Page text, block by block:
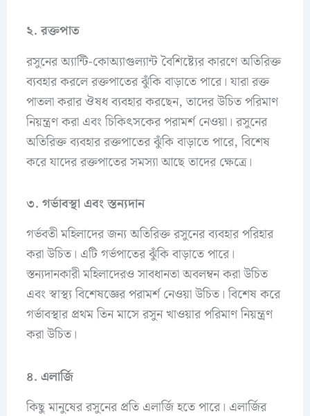
২. রক্তপাত
রসুনের অ্যান্টি-কোঅ্যাগুল্যান্ট বৈশিষ্ট্যের কারণে অতিরিক্ত
ব্যবহার করলে রক্তপাতের ঝুঁকি বাড়াতে পারে। যারা রক্ত
পাতলা করার ঔষধ ব্যবহার করছেন, তাদের উচিত পরিমাণ
নিয়ন্ত্রণ করা এবং চিকিৎসকের পরামর্শ নেওয়া। রসুনের
অতিরিক্ত ব্যবহার রক্তপাতের ঝুঁকি বাড়াতে পারে, বিশেষ
করে যাদের রক্তপাতের সমস্যা আছে তাদের ক্ষেত্রে।
৩. গর্ভাবস্থা এবং স্তন্যদান
গর্ভবতী মহিলাদের জন্য অতিরিক্ত রসুনের ব্যবহার পরিহার
করা উচিত। এটি গর্ভপাতের ঝুঁকি বাড়াতে পারে।
স্তন্যদানকারী মহিলাদেরও সাবধানতা অবলম্বন করা উচিত
এবং স্বাস্থ্য বিশেষজ্ঞের পরামর্শ নেওয়া উচিত। বিশেষ করে
গর্ভাবস্থার প্রথম তিন মাসে রসুন খাওয়ার পরিমাণ নিয়ন্ত্রণ
করা উচিত।
৪. এলার্জি
কিছু মানুষের রসুনের প্রতি এলার্জি হতে পারে। এলার্জির